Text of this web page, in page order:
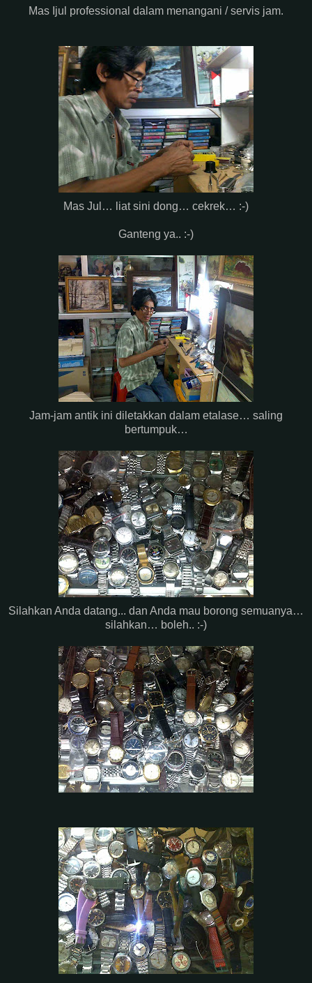
Mas Ijul professional dalam menangani / servis jam.
Mas Jul… liat sini dong… cekrek… :-)
Ganteng ya.. :-)
Jam-jam antik ini diletakkan dalam etalase… saling
bertumpuk…
Silahkan Anda datang... dan Anda mau borong semuanya…
silahkan… boleh.. :-)